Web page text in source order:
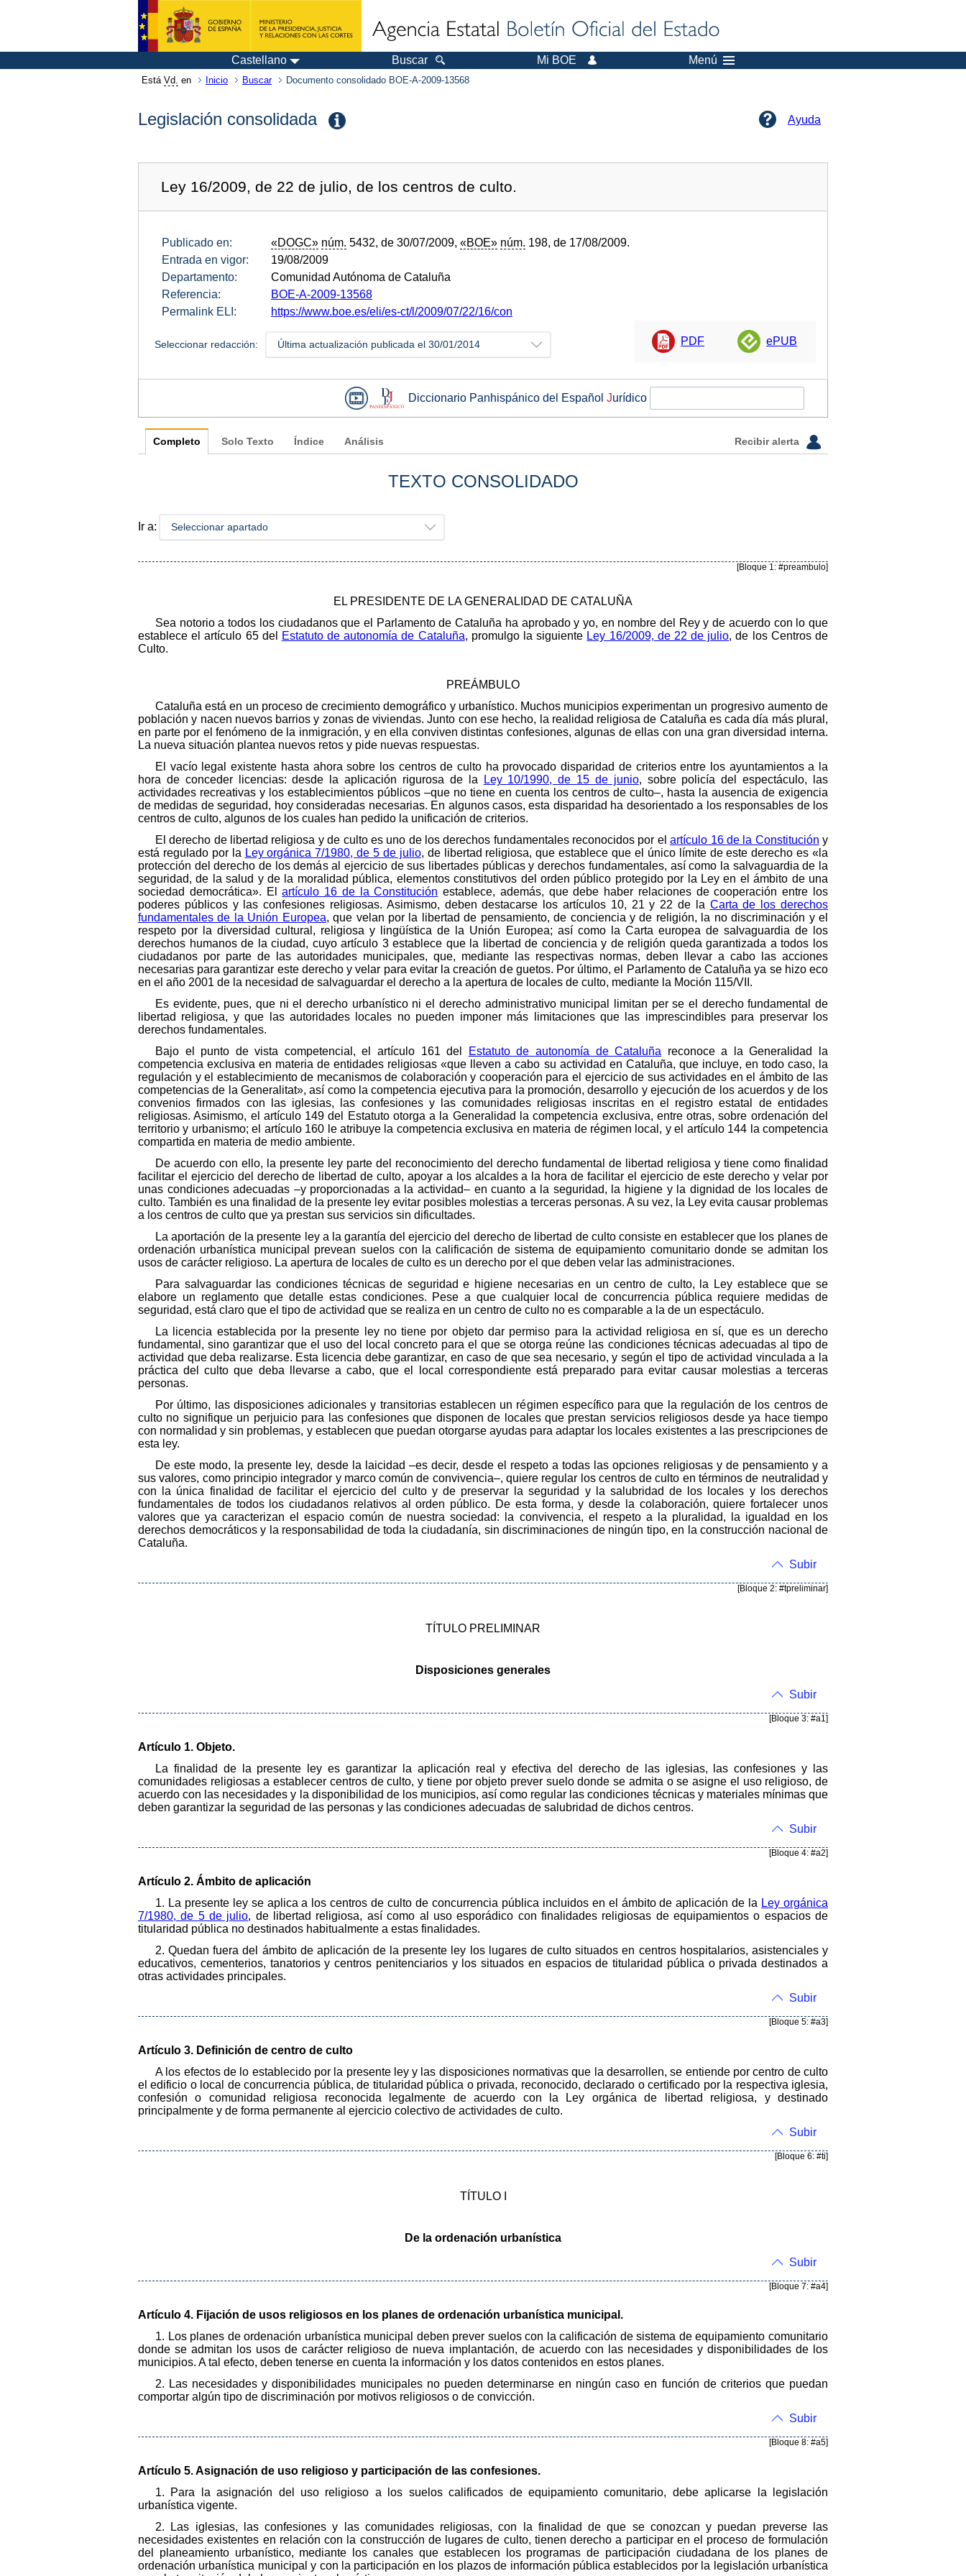
Castellano Buscar Mi BOE Menú
Está Vd. en Inicio Buscar Documento consolidado BOE-A-2009-13568
Legislación consolidada Ayuda
Ley 16/2009, de 22 de julio, de los centros de culto.
Publicado en: «DOGC» núm. 5432, de 30/07/2009, «BOE» núm. 198, de 17/08/2009.
Entrada en vigor:
19/08/2009
Departamento:
Comunidad Autónoma de Cataluña
Referencia:
BOE-A-2009-13568
Permalink ELI:
https://www.boe.es/eli/es-ct/l/2009/07/22/16/con
Seleccionar redacción: Última actualización publicada el 30/01/2014 PDF ePUB
Diccionario Panhispánico del Español Jurídico
Completo Solo Texto Índice Análisis Recibir alerta
TEXTO CONSOLIDADO
Ir a: Seleccionar apartado
[Bloque 1: #preambulo]
EL PRESIDENTE DE LA GENERALIDAD DE CATALUÑA
Sea notorio a todos los ciudadanos que el Parlamento de Cataluña ha aprobado y yo, en nombre del Rey y de acuerdo con lo que
establece el artículo 65 del
Estatuto de autonomía de Cataluña, promulgo la siguiente Ley 16/2009, de 22 de julio, de los Centros de
Culto.
PREÁMBULO
Cataluña está en un proceso de crecimiento demográfico y urbanístico. Muchos municipios experimentan un progresivo aumento de
población y nacen nuevos barrios y zonas de viviendas. Junto con ese hecho, la realidad religiosa de Cataluña es cada día más plural,
en parte por el fenómeno de la inmigración, y en ella conviven distintas confesiones, algunas de ellas con una gran diversidad interna.
La nueva situación plantea nuevos retos y pide nuevas respuestas.
El vacío legal existente hasta ahora sobre los centros de culto ha provocado disparidad de criterios entre los ayuntamientos a la
hora de conceder licencias: desde la aplicación rigurosa de la
Ley 10/1990, de 15 de junio, sobre policía del espectáculo, las
actividades recreativas y los establecimientos públicos –que no tiene en cuenta los centros de culto–, hasta la ausencia de exigencia
de medidas de seguridad, hoy consideradas necesarias. En algunos casos, esta disparidad ha desorientado a los responsables de los
centros de culto, algunos de los cuales han pedido la unificación de criterios.
El derecho de libertad religiosa y de culto es uno de los derechos fundamentales reconocidos por elartículo 16 de la Constitución y
está regulado por la Ley orgánica 7/1980, de 5 de julio, de libertad religiosa, que establece que el único límite de este derecho es «la
protección del derecho de los demás al ejercicio de sus libertades públicas y derechos fundamentales, así como la salvaguardia de la
seguridad, de la salud y de la moralidad pública, elementos constitutivos del orden público protegido por la Ley en el ámbito de una
sociedad democrática». Elartículo 16 de la Constitución establece, además, que debe haber relaciones de cooperación entre los
poderes públicos y las confesiones religiosas. Asimismo, deben destacarse los artículos 10, 21 y 22 de la Carta de los derechos
fundamentales de la Unión Europea, que velan por la libertad de pensamiento, de conciencia y de religión, la no discriminación y el
respeto por la diversidad cultural, religiosa y lingüística de la Unión Europea; así como la Carta europea de salvaguardia de los
derechos humanos de la ciudad, cuyo artículo 3 establece que la libertad de conciencia y de religión queda garantizada a todos los
ciudadanos por parte de las autoridades municipales, que, mediante las respectivas normas, deben llevar a cabo las acciones
necesarias para garantizar este derecho y velar para evitar la creación de guetos. Por último, el Parlamento de Cataluña ya se hizo eco
en el año 2001 de la necesidad de salvaguardar el derecho a la apertura de locales de culto, mediante la Moción 115/VII.
Es evidente, pues, que ni el derecho urbanístico ni el derecho administrativo municipal limitan per se el derecho fundamental de
libertad religiosa, y que las autoridades locales no pueden imponer más limitaciones que las imprescindibles para preservar los
derechos fundamentales.
Bajo el punto de vista competencial, el artículo 161 del
Estatuto de autonomía de Cataluña reconoce a la Generalidad la
competencia exclusiva en materia de entidades religiosas «que lleven a cabo su actividad en Cataluña, que incluye, en todo caso, la
regulación y el establecimiento de mecanismos de colaboración y cooperación para el ejercicio de sus actividades en el ámbito de las
competencias de la Generalitat», así como la competencia ejecutiva para la promoción, desarrollo y ejecución de los acuerdos y de los
convenios firmados con las iglesias, las confesiones y las comunidades religiosas inscritas en el registro estatal de entidades
religiosas. Asimismo, el artículo 149 del Estatuto otorga a la Generalidad la competencia exclusiva, entre otras, sobre ordenación del
territorio y urbanismo; el artículo 160 le atribuye la competencia exclusiva en materia de régimen local, y el artículo 144 la competencia
compartida en materia de medio ambiente.
De acuerdo con ello, la presente ley parte del reconocimiento del derecho fundamental de libertad religiosa y tiene como finalidad
facilitar el ejercicio del derecho de libertad de culto, apoyar a los alcaldes a la hora de facilitar el ejercicio de este derecho y velar por
unas condiciones adecuadas –y proporcionadas a la actividad– en cuanto a la seguridad, la higiene y la dignidad de los locales de
culto. También es una finalidad de la presente ley evitar posibles molestias a terceras personas. A su vez, la Ley evita causar problemas
a los centros de culto que ya prestan sus servicios sin dificultades.
La aportación de la presente ley a la garantía del ejercicio del derecho de libertad de culto consiste en establecer que los planes de
ordenación urbanística municipal prevean suelos con la calificación de sistema de equipamiento comunitario donde se admitan los
usos de carácter religioso. La apertura de locales de culto es un derecho por el que deben velar las administraciones.
Para salvaguardar las condiciones técnicas de seguridad e higiene necesarias en un centro de culto, la Ley establece que se
elabore un reglamento que detalle estas condiciones. Pese a que cualquier local de concurrencia pública requiere medidas de
seguridad, está claro que el tipo de actividad que se realiza en un centro de culto no es comparable a la de un espectáculo.
La licencia establecida por la presente ley no tiene por objeto dar permiso para la actividad religiosa en sí, que es un derecho
fundamental, sino garantizar que el uso del local concreto para el que se otorga reúne las condiciones técnicas adecuadas al tipo de
actividad que deba realizarse. Esta licencia debe garantizar, en caso de que sea necesario, y según el tipo de actividad vinculada a la
práctica del culto que deba llevarse a cabo, que el local correspondiente está preparado para evitar causar molestias a terceras
personas.
Por último, las disposiciones adicionales y transitorias establecen un régimen específico para que la regulación de los centros de
culto no signifique un perjuicio para las confesiones que disponen de locales que prestan servicios religiosos desde ya hace tiempo
con normalidad y sin problemas, y establecen que puedan otorgarse ayudas para adaptar los locales existentes a las prescripciones de
esta ley.
De este modo, la presente ley, desde la laicidad –es decir, desde el respeto a todas las opciones religiosas y de pensamiento y a
sus valores, como principio integrador y marco común de convivencia–, quiere regular los centros de culto en términos de neutralidad y
con la única finalidad de facilitar el ejercicio del culto y de preservar la seguridad y la salubridad de los locales y los derechos
fundamentales de todos los ciudadanos relativos al orden público. De esta forma, y desde la colaboración, quiere fortalecer unos
valores que ya caracterizan el espacio común de nuestra sociedad: la convivencia, el respeto a la pluralidad, la igualdad en los
derechos democráticos y la responsabilidad de toda la ciudadanía, sin discriminaciones de ningún tipo, en la construcción nacional de
Cataluña.
Subir
[Bloque 2: #tpreliminar]
TÍTULO PRELIMINAR
Disposiciones generales
Subir
[Bloque 3: #a1]
Artículo 1. Objeto.
La finalidad de la presente ley es garantizar la aplicación real y efectiva del derecho de las iglesias, las confesiones y las
comunidades religiosas a establecer centros de culto, y tiene por objeto prever suelo donde se admita o se asigne el uso religioso, de
acuerdo con las necesidades y la disponibilidad de los municipios, así como regular las condiciones técnicas y materiales mínimas que
deben garantizar la seguridad de las personas y las condiciones adecuadas de salubridad de dichos centros.
Subir
[Bloque 4: #a2]
Artículo 2. Ámbito de aplicación
1. La presente ley se aplica a los centros de culto de concurrencia pública incluidos en el ámbito de aplicación de la Ley orgánica
7/1980, de 5 de julio, de libertad religiosa, así como al uso esporádico con finalidades religiosas de equipamientos o espacios de
titularidad pública no destinados habitualmente a estas finalidades.
2. Quedan fuera del ámbito de aplicación de la presente ley los lugares de culto situados en centros hospitalarios, asistenciales y
educativos, cementerios, tanatorios y centros penitenciarios y los situados en espacios de titularidad pública o privada destinados a
otras actividades principales.
Subir
[Bloque 5: #a3]
Artículo 3. Definición de centro de culto
A los efectos de lo establecido por la presente ley y las disposiciones normativas que la desarrollen, se entiende por centro de culto
el edificio o local de concurrencia pública, de titularidad pública o privada, reconocido, declarado o certificado por la respectiva iglesia,
confesión o comunidad religiosa reconocida legalmente de acuerdo con la Ley orgánica de libertad religiosa, y destinado
principalmente y de forma permanente al ejercicio colectivo de actividades de culto.
Subir
[Bloque 6: #ti]
TÍTULO I
De la ordenación urbanística
Subir
[Bloque 7: #a4]
Artículo 4. Fijación de usos religiosos en los planes de ordenación urbanística municipal.
1. Los planes de ordenación urbanística municipal deben prever suelos con la calificación de sistema de equipamiento comunitario
donde se admitan los usos de carácter religioso de nueva implantación, de acuerdo con las necesidades y disponibilidades de los
municipios. A tal efecto, deben tenerse en cuenta la información y los datos contenidos en estos planes.
2. Las necesidades y disponibilidades municipales no pueden determinarse en ningún caso en función de criterios que puedan
comportar algún tipo de discriminación por motivos religiosos o de convicción.
Subir
[Bloque 8: #a5]
Artículo 5. Asignación de uso religioso y participación de las confesiones.
1. Para la asignación del uso religioso a los suelos calificados de equipamiento comunitario, debe aplicarse la legislación
urbanística vigente.
2. Las iglesias, las confesiones y las comunidades religiosas, con la finalidad de que se conozcan y puedan preverse las
necesidades existentes en relación con la construcción de lugares de culto, tienen derecho a participar en el proceso de formulación
del planeamiento urbanístico, mediante los canales que establecen los programas de participación ciudadana de los planes de
ordenación urbanística municipal y con la participación en los plazos de información pública establecidos por la legislación urbanística